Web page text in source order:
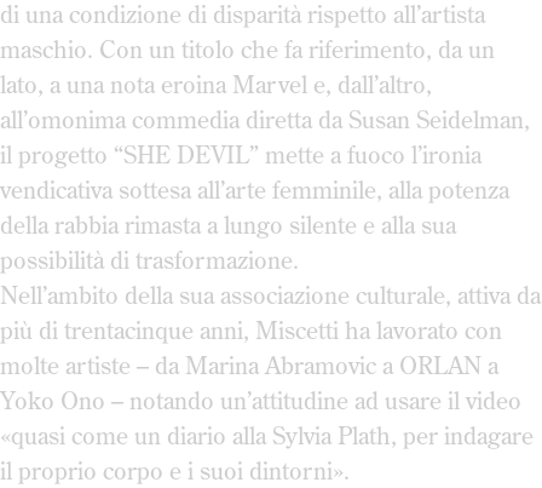
di una condizione di disparità rispetto all’artista
maschio. Con un titolo che fa riferimento, da un
lato, a una nota eroina Marvel e, dall’altro,
all’omonima commedia diretta da Susan Seidelman,
il progetto “SHE DEVIL” mette a fuoco l’ironia
vendicativa sottesa all’arte femminile, alla potenza
della rabbia rimasta a lungo silente e alla sua
possibilità di trasformazione.
Nell’ambito della sua associazione culturale, attiva da
più di trentacinque anni, Miscetti ha lavorato con
molte artiste – da Marina Abramovic a ORLAN a
Yoko Ono – notando un’attitudine ad usare il video
«quasi come un diario alla Sylvia Plath, per indagare
il proprio corpo e i suoi dintorni».